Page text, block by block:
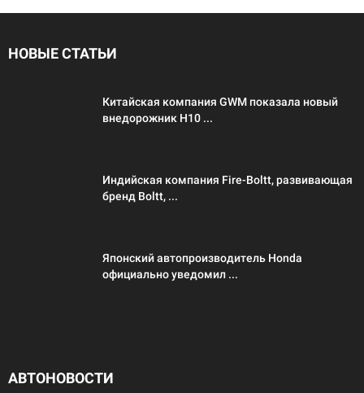
НОВЫЕ СТАТЬИ
Китайская компания GWM показала новый
внедорожник H10 ...
Индийская компания Fire-Boltt, развивающая
бренд Boltt, ...
Японский автопроизводитель Honda
официально уведомил ...
АВТОНОВОСТИ